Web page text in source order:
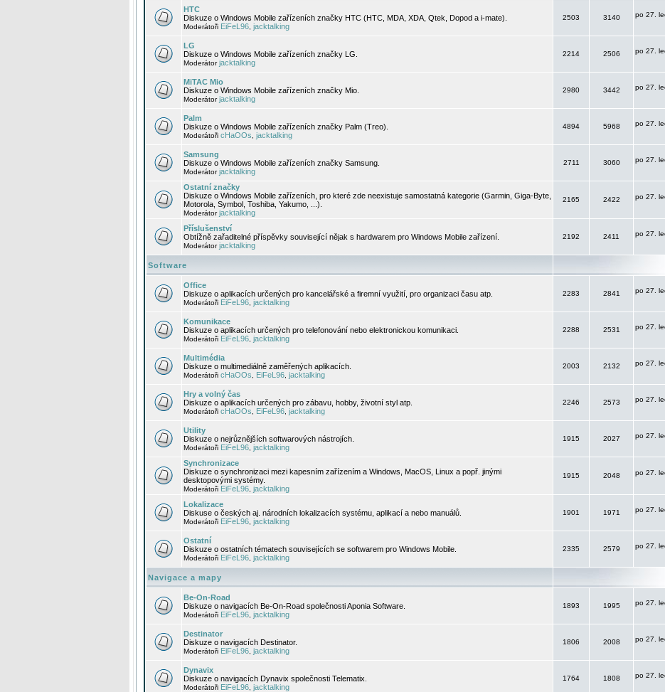
HTC
Diskuze o Windows Mobile zařízeních značky HTC (HTC, MDA, XDA, Qtek, Dopod a i-mate).
Moderátoři EiFeL96 jacktalking
2503 3140 po 27.
LG
Diskuze o Windows Mobile zařízeních značky LG.
Moderátorjacktalking
2214 2506 po 27.
MiTAC Mio
Diskuze o Windows Mobile zařízeních značky Mio.
Moderátorjacktalking
2980 3442 po 27.
Palm
Diskuze o Windows Mobile zařízeních značky Palm (Treo).
Moderátoři cHaOOs jacktalking
4894 5968 po 27.
Samsung
Diskuze o Windows Mobile zařízeních značky Samsung.
Moderátorjacktalking
2711 3060 po 27.
Ostatní značky
Diskuze o Windows Mobile zařízeních, pro které zde neexistuje samostatná kategorie (Garmin, Giga-Byte,
Motorola, Symbol, Toshiba, Yakumo, ...).
Moderátorjacktalking
2165 2422 po 27.
Příslušenství
Obtížně zařaditelné příspěvky související nějak s hardwarem pro Windows Mobile zařízení.
Moderátorjacktalking
2192 2411 po 27.
Software
Office
Diskuze o aplikacích určených pro kancelářské a firemní využití, pro organizaci času atp.
Moderátoři EiFeL96 jacktalking
2283 2841 po 27.
Komunikace
Diskuze o aplikacích určených pro telefonování nebo elektronickou komunikaci.
Moderátoři EiFeL96 jacktalking
2288 2531 po 27.
Multimédia
Diskuze o multimediálně zaměřených aplikacích.
Moderátoři cHaOOs EiFeL96 jacktalking
2003 2132 po 27.
Hry a volný čas
Diskuze o aplikacích určených pro zábavu, hobby, životní styl atp.
Moderátoři cHaOOs EiFeL96 jacktalking
2246 2573 po 27.
Utility
Diskuze o nejrůznějších softwarových nástrojích.
Moderátoři EiFeL96 jacktalking
1915 2027 po 27.
Synchronizace
Diskuze o synchronizaci mezi kapesním zařízením a Windows, MacOS, Linux a popř. jinými
desktopovými systémy.
Moderátoři EiFeL96 jacktalking
1915 2048 po 27.
Lokalizace
Diskuse o českých aj. národních lokalizacích systému, aplikací a nebo manuálů.
Moderátoři EiFeL96 jacktalking
1901 1971 po 27.
Ostatní
Diskuze o ostatních tématech souvisejících se softwarem pro Windows Mobile.
Moderátoři EiFeL96 jacktalking
2335 2579 po 27.
Navigace a mapy
Be-On-Road
Diskuze o navigacích Be-On-Road společnosti Aponia Software.
Moderátoři EiFeL96 jacktalking
1893 1995 po 27.
Destinator
Diskuze o navigacích Destinator.
Moderátoři EiFeL96 jacktalking
1806 2008 po 27.
Dynavix
Diskuze o navigacích Dynavix společnosti Telematix.
Moderátoři EiFeL96 jacktalking
1764 1808 po 27.